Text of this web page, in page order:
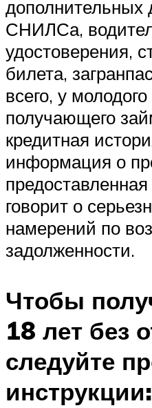
дополнительных
СНИЛСа,
удостоверения,
билета,
всего, у
получающего
кредитная
информация о
говорит о
намерений по
задолженности.
Чтобы
18 лет без
следуйте
инструкции: